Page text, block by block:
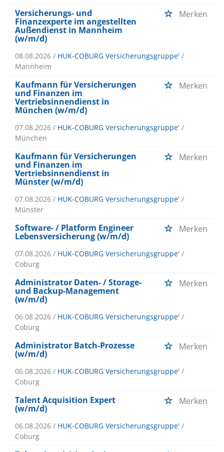
Versicherungs- und
Finanzexperte im angestellten
Außendienst in Mannheim
(w/m/d)
Merken
08.08.2026 / HUK-COBURG Versicherungsgruppe' /
Mannheim
Kaufmann für Versicherungen
und Finanzen im
Vertriebsinnendienst in
München (w/m/d)
Merken
07.08.2026 / HUK-COBURG Versicherungsgruppe' /
München
Kaufmann für Versicherungen
und Finanzen im
Vertriebsinnendienst in
Münster (w/m/d)
Merken
07.08.2026 / HUK-COBURG Versicherungsgruppe' /
Münster
Software- / Platform Engineer
Lebensversicherung (w/m/d)
Merken
07.08.2026 / HUK-COBURG Versicherungsgruppe' /
Coburg
Administrator Daten- / Storage-
und Backup-Management
(w/m/d)
Merken
06.08.2026 / HUK-COBURG Versicherungsgruppe' /
Coburg
Administrator Batch-Prozesse
(w/m/d)
Merken
06.08.2026 / HUK-COBURG Versicherungsgruppe' /
Coburg
Talent Acquisition Expert
(w/m/d)
Merken
06.08.2026 / HUK-COBURG Versicherungsgruppe' /
Coburg